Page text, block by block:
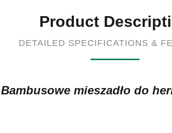
Product
DETAILED SPECIFICATIONS &
mieszadło do